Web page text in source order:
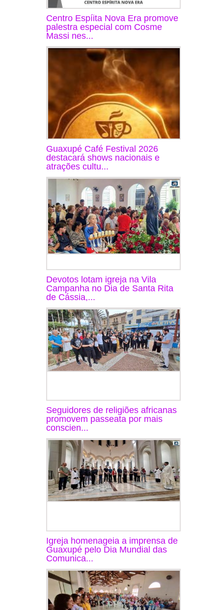
Centro Espíita Nova Era promove
palestra especial com Cosme
Massi nes...
Guaxupé Café Festival 2026
destacará shows nacionais e
atrações cultu...
Devotos lotam igreja na Vila
Campanha no Dia de Santa Rita
de Cássia,...
Seguidores de religiões africanas
promovem passeata por mais
conscien...
Igreja homenageia a imprensa de
Guaxupé pelo Dia Mundial das
Comunica...